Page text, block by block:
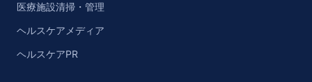
医療施設清掃・管理
ヘルスケアメディア
ヘルスケアPR